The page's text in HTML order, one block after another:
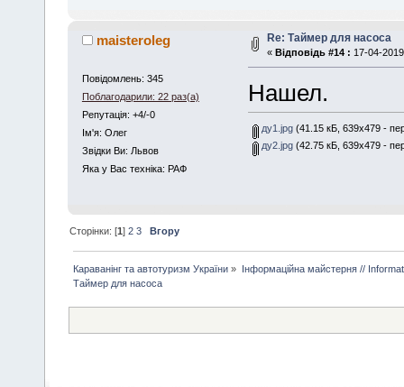
maisteroleg
Повідомлень: 345
Поблагодарили: 22 раз(а)
Репутація: +4/-0
Iм'я: Олег
Звідки Ви: Львов
Яка у Вас техніка: РАФ
Re: Таймер для насоса
« Відповідь #14 : 17-04-
Нашел.
ду1.jpg(41.15 кБ, 639x479 -
ду2.jpg(42.75 кБ, 639x479 -
Сторінки: [1]2 3 Вгору
Караванінг та автотуризм України »
Інформаційна майстерня //
Таймер для насоса